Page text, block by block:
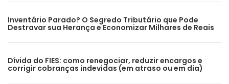
Inventário Parado? O Segredo Tributário que Pode
Destravar sua Herança e Economizar Milhares de Reais
Dívida do FIES: como renegociar, reduzir encargos e
corrigir cobranças indevidas (em atraso ou em dia)